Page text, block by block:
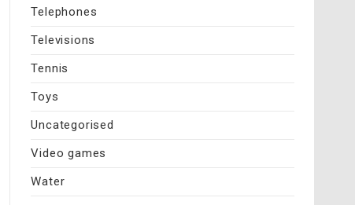
Telephones
Televisions
Tennis
Toys
Uncategorised
Video games
Water